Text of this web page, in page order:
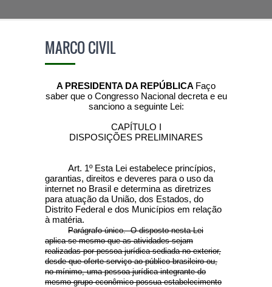
MARCO CIVIL
A PRESIDENTA DA REPÚBLICA Faço
saber que o Congresso Nacional decreta e eu
sanciono a seguinte Lei:
CAPÍTULO I
DISPOSIÇÕES PRELIMINARES
Art. 1º Esta Lei estabelece princípios,
garantias, direitos e deveres para o uso da
internet no Brasil e determina as diretrizes
para atuação da União, dos Estados, do
Distrito Federal e dos Municípios em relação
à matéria.
Parágrafo único. O disposto nesta Lei
aplica-se mesmo que as atividades sejam
realizadas por pessoa jurídica sediada no exterior,
desde que oferte serviço ao público brasileiro ou,
no mínimo, uma pessoa jurídica integrante do
mesmo grupo econômico possua estabelecimento